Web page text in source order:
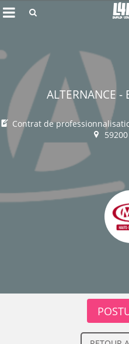
ALTERNANCE -
Contrat de professionnalisation, Apprentissage, Formation